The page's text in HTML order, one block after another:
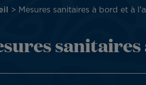
Mesures sanitaires à bord et à